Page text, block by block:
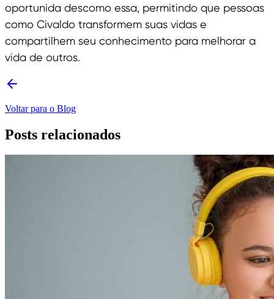
oportunida descomo essa, permitindo que pessoas
como Civaldo transformem suas vidas e
compartilhem seu conhecimento para melhorar a
vida de outros.
Voltar para o Blog
Posts relacionados